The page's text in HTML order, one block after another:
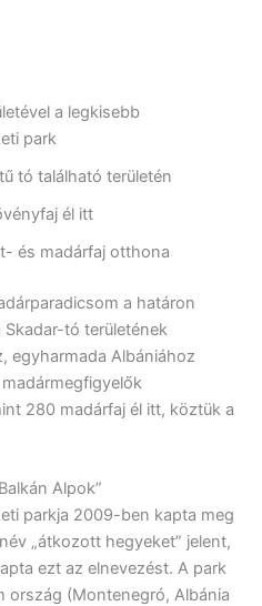
a legkisebb
park
tó található területén
él itt
és madárfaj otthona
a határon
tó területének
egyharmada Albániához
280 madárfaj él itt, köztük a
Alpok”
parkja 2009-ben kapta meg
„átkozott hegyeket” jelent,
ezt az elnevezést. A park
ország (Montenegró, Albánia